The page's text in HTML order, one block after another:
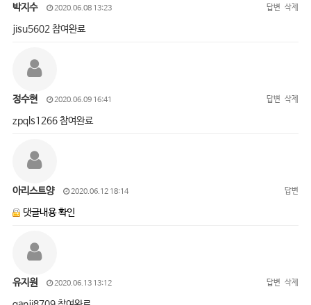
박지수 2020.06.08 13:23 답변 삭제
jisu5602 참여완료
정수현 2020.06.09 16:41 답변 삭제
zpqls1266 참여완료
아리스트양 2020.06.12 18:14 답변
댓글내용 확인
유지원 2020.06.13 13:12 답변 삭제